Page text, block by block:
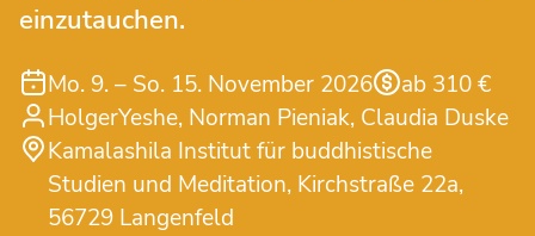
einzutauchen.
Mo. 9. – So. 15. November 2026
ab 310 €
HolgerYeshe Norman Pieniak Claudia Duske
Kamalashila Institut für buddhistische
Studien und Meditation, Kirchstraße 22a,
56729 Langenfeld